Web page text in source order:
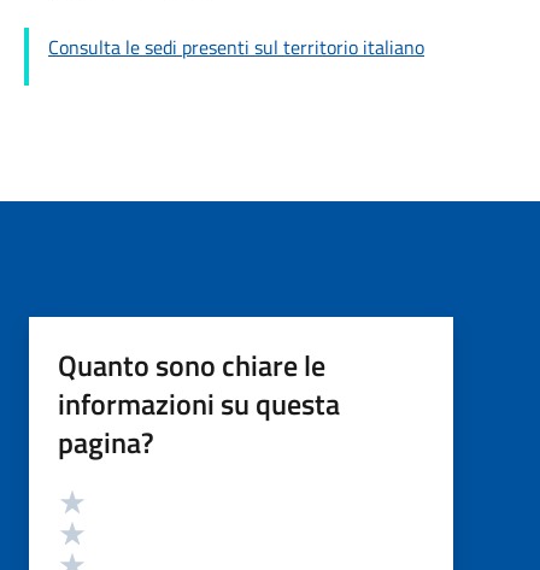
Consulta le sedi presenti sul territorio italiano
Quanto sono chiare le
informazioni su questa
pagina?
Valutazione